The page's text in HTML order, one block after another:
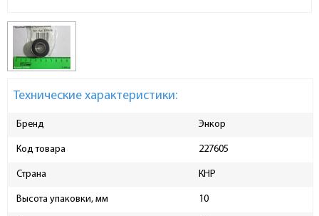
Технические характеристики:
Бренд Энкор
Код товара 227605
Страна КНР
Высота упаковки, мм 10